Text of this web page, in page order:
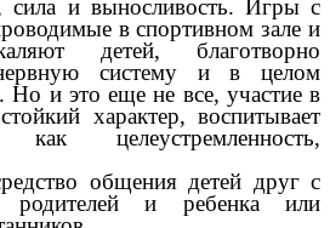
сила и выносливость. Игры с
в спортивном зале и
детей, благотворно
систему и в целом
Но и это еще не все, участие в
характер, воспитывает
целеустремленность,
общения детей друг с
и ребенка или